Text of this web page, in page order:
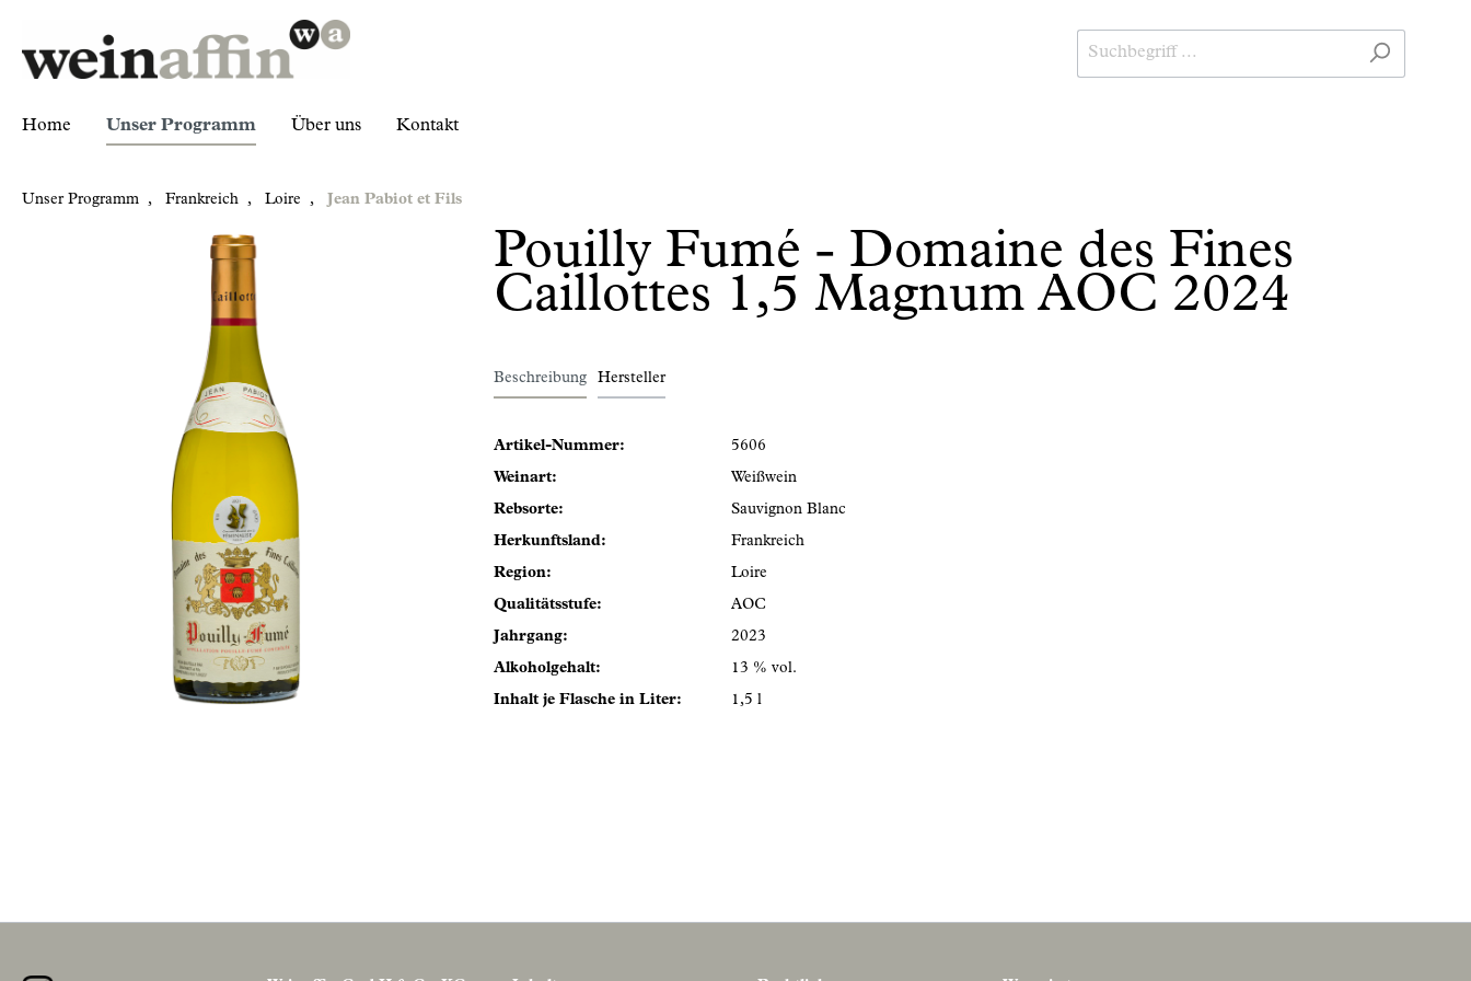
Home Unser Programm Über uns Kontakt
Zur Kategorie Unser Programm
Jean Pabiot et Fils
Unser Programm , Frankreich , Loire , Jean Pabiot et Fils
Pouilly Fumé - Domaine des Fines
Caillottes 1,5 Magnum AOC 2024
Beschreibung Hersteller
Artikel-Nummer: 5606
Weinart: Weißwein
Rebsorte: Sauvignon Blanc
Herkunftsland: Frankreich
Region: Loire
Qualitätsstufe: AOC
Jahrgang: 2023
Alkoholgehalt: 13 % vol.
Inhalt je Flasche in Liter: 1,5 l